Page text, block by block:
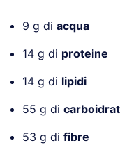
9 g di acqua
14 g di proteine
14 g di lipidi
55 g di
53 g di fibre